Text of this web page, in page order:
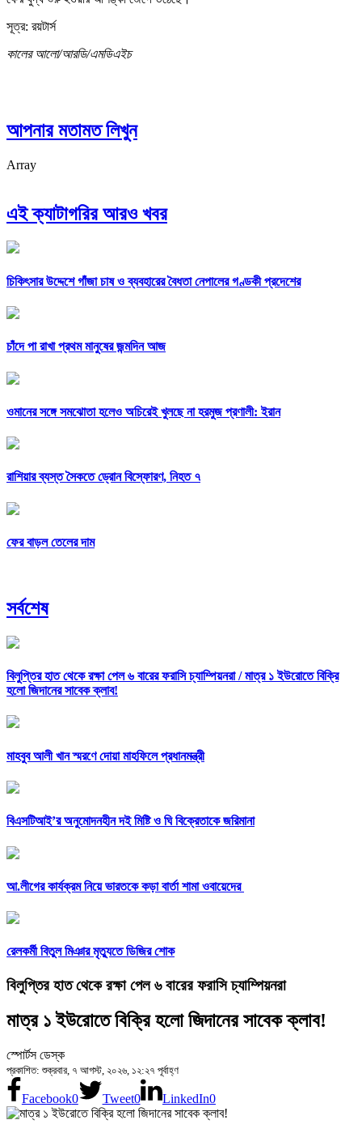
সূত্র: রয়টার্স
কালের আলো/আরডি/এমডিএইচ
আপনার মতামত লিখুন
Array
এই ক্যাটাগরির আরও খবর
চিকিৎসার উদ্দেশে গাঁজা চাষ ও ব্যবহারের বৈধতা নেপালের গণ্ডকী প্রদেশের
চাঁদে পা রাখা প্রথম মানুষের জন্মদিন আজ
ওমানের সঙ্গে সমঝোতা হলেও অচিরেই খুলছে না হরমুজ প্রণালী: ইরান
রাশিয়ার ব্যস্ত সৈকতে ড্রোন বিস্ফোরণ, নিহত ৭
ফের বাড়ল তেলের দাম
সর্বশেষ
বিলুপ্তির হাত থেকে রক্ষা পেল ৬ বারের ফরাসি চ্যাম্পিয়নরা /মাত্র ১ ইউরোতে বিক্রি
হলো জিদানের সাবেক ক্লাব!
মাহবুব আলী খান স্মরণে দোয়া মাহফিলে প্রধানমন্ত্রী
বিএসটিআই’র অনুমোদনহীন দই মিষ্টি ও ঘি বিক্রেতাকে জরিমানা
আ.লীগের কার্যক্রম নিয়ে ভারতকে কড়া বার্তা শামা ওবায়েদের
রেলকর্মী বিতুল মিঞার মৃত্যুতে ডিজির শোক
বিলুপ্তির হাত থেকে রক্ষা পেল ৬ বারের ফরাসি চ্যাম্পিয়নরা
মাত্র ১ ইউরোতে বিক্রি হলো জিদানের সাবেক ক্লাব!
স্পোর্টস ডেস্ক
প্রকাশিত: শুক্রবার, ৭ আগস্ট, ২০২৬, ১২:২৭ পূর্বাহ্ণ
Facebook0 Tweet0 LinkedIn0